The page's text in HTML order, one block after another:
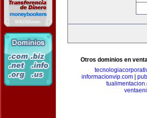
Otros dominios en
informacionvip.com|